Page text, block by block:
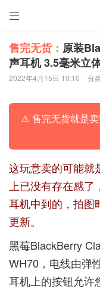

售完无货： 原装
声耳机 3.5毫米立
2022年4月15日 10:10 分
⚠️ 售完无货就是
这玩意卖的可能就
上已没有存在感
耳机中到的，拍图
更新。
黑莓BlackBerry
WH70，电线由弹
耳机上的按钮允许